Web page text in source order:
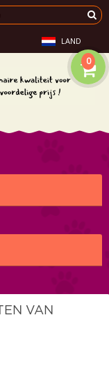
LAND
0
VAN